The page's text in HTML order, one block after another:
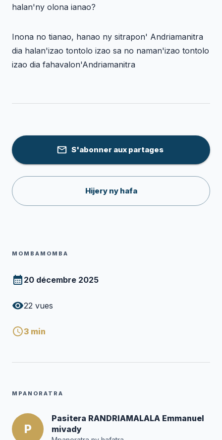
halan'ny olona ianao?
Inona no tianao, hanao ny sitrapon' Andriamanitra
dia halan'izao tontolo izao sa no naman'izao tontolo
izao dia fahavalon'Andriamanitra
S'abonner aux partages
Hijery ny hafa
MOMBAMOMBA
20 décembre 2025
22 vues
3 min
MPANORATRA
P
Pasitera RANDRIAMALALA Emmanuel
mivady